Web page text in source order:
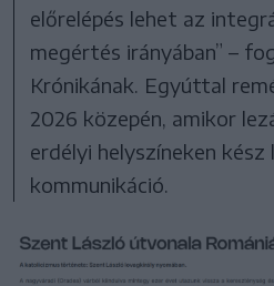
előrelépés lehet az
megértés irányában” –
Krónikának. Egyúttal
2026 közepén, amikor
erdélyi helyszíneken
kommunikáció.